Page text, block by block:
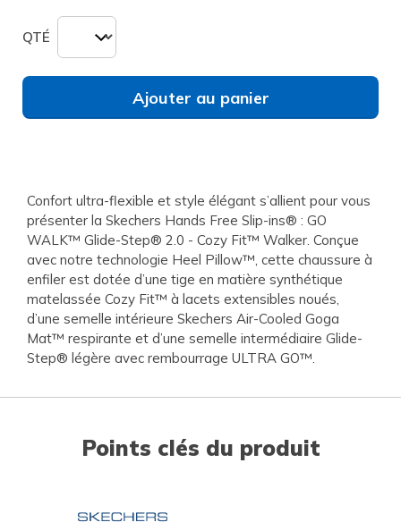
QTÉ
Ajouter au panier
Confort ultra-flexible et style élégant s’allient pour vous
présenter la Skechers Hands Free Slip-ins® : GO
WALK™ Glide-Step® 2.0 - Cozy Fit™ Walker. Conçue
avec notre technologie Heel Pillow™, cette chaussure à
enfiler est dotée d’une tige en matière synthétique
matelassée Cozy Fit™ à lacets extensibles noués,
d’une semelle intérieure Skechers Air-Cooled Goga
Mat™ respirante et d’une semelle intermédiaire Glide-
Step® légère avec rembourrage ULTRA GO™.
Points clés du produit